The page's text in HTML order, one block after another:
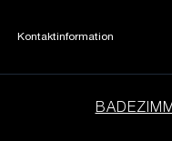
Kontaktinformation